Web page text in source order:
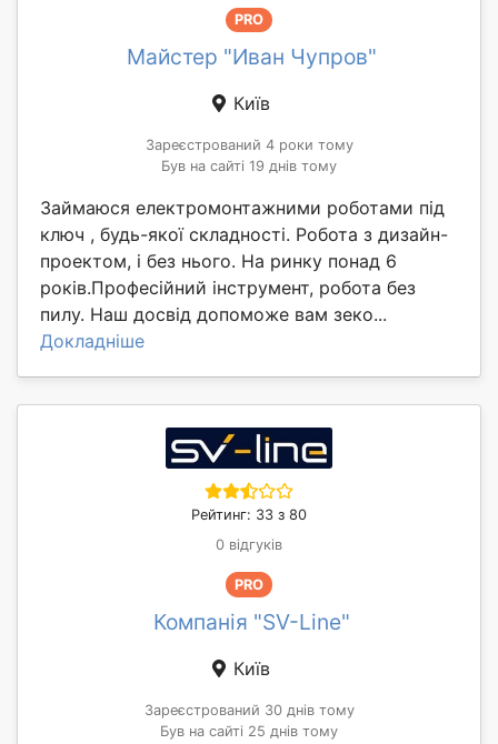
PRO
Майстер "Иван Чупров"
Київ
Зареєстрований 4 роки тому
Був на сайті 19 днів тому
Займаюся електромонтажними роботами під
ключ , будь-якої складності. Робота з дизайн-
проектом, і без нього. На ринку понад 6
років.Професійний інструмент, робота без
пилу. Наш досвід допоможе вам зеко...
Докладніше
Рейтинг: 33 з 80
0 відгуків
PRO
Компанія "SV-Line"
Київ
Зареєстрований 30 днів тому
Був на сайті 25 днів тому